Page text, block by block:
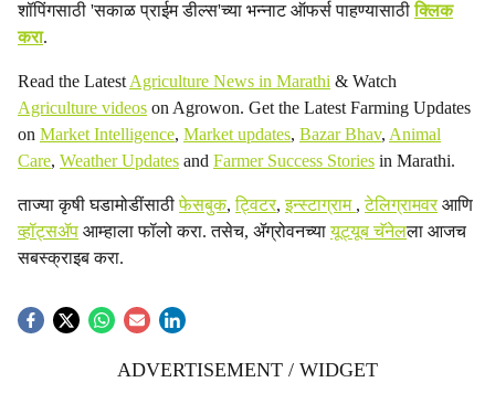
शॉपिंगसाठी 'सकाळ प्राईम डील्स'च्या भन्नाट ऑफर्स पाहण्यासाठीक्लिक
करा.
Read the Latest Agriculture News in Marathi & Watch
Agriculture videos on Agrowon. Get the Latest Farming Updates
on Market Intelligence, Market updates, Bazar Bhav, Animal
Care, Weather Updates and Farmer Success Stories in Marathi.
ताज्या कृषी घडामोडींसाठीफेसबुक,ट्विटर,इन्स्टाग्राम ,टेलिग्रामवरआणि
व्हॉट्सॲप आम्हाला फॉलो करा. तसेच, ॲग्रोवनच्यायूट्यूब चॅनेलला आजच
सबस्क्राइब करा.
ADVERTISEMENT / WIDGET